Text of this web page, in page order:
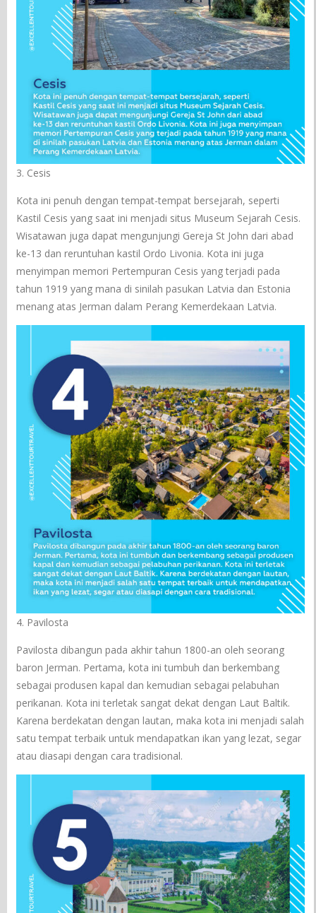
3. Cesis
Kota ini penuh dengan tempat-tempat bersejarah, seperti
Kastil Cesis yang saat ini menjadi situs Museum Sejarah Cesis.
Wisatawan juga dapat mengunjungi Gereja St John dari abad
ke-13 dan reruntuhan kastil Ordo Livonia. Kota ini juga
menyimpan memori Pertempuran Cesis yang terjadi pada
tahun 1919 yang mana di sinilah pasukan Latvia dan Estonia
menang atas Jerman dalam Perang Kemerdekaan Latvia.
4. Pavilosta
Pavilosta dibangun pada akhir tahun 1800-an oleh seorang
baron Jerman. Pertama, kota ini tumbuh dan berkembang
sebagai produsen kapal dan kemudian sebagai pelabuhan
perikanan. Kota ini terletak sangat dekat dengan Laut Baltik.
Karena berdekatan dengan lautan, maka kota ini menjadi salah
satu tempat terbaik untuk mendapatkan ikan yang lezat, segar
atau diasapi dengan cara tradisional.